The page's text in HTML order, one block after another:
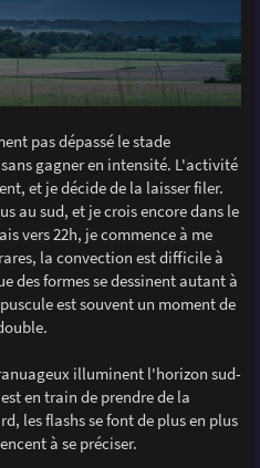
pas dépassé le stade
gagner en intensité. L'activité
et je décide de la laisser filer.
au sud, et je crois encore dans le
vers 22h, je commence à me
la convection est difficile à
des formes se dessinent autant à
est souvent un moment de
illuminent l'horizon sud-
en train de prendre de la
les flashs se font de plus en plus
à se préciser.